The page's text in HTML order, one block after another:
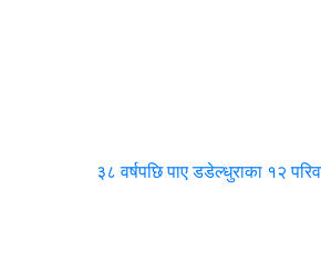
३८ वर्षपछि पाए डडेल्धुराका १२